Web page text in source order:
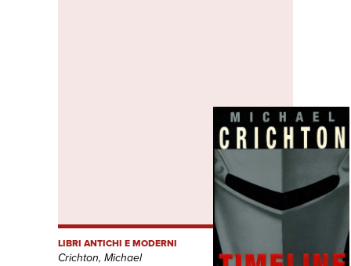
LIBRI ANTICHI E MODERNI
Crichton, Michael